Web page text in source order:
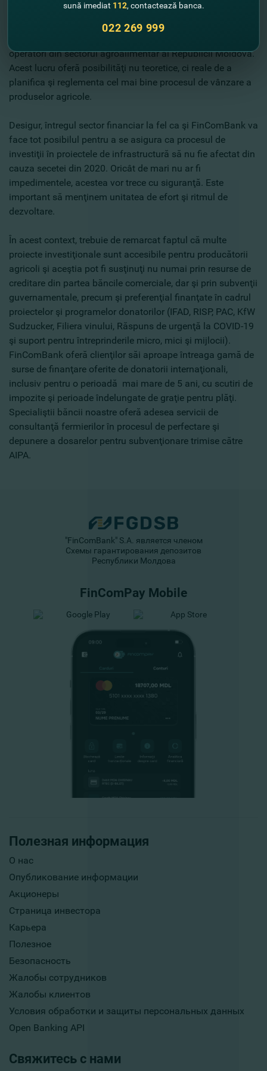
Apar tot mai multe depozite moderne, frigidere industriale
operatori din sectorul agroalimentar al Republicii Moldova.
Acest lucru oferă posibilităţi nu teoretice, ci reale de a
planifica şi reglementa cel mai bine procesul de vânzare a
produselor agricole.
Desigur, întregul sector financiar la fel ca şi FinComBank va
face tot posibilul pentru a se asigura ca procesul de
investiţii în proiectele de infrastructură să nu fie afectat din
cauza secetei din 2020. Oricât de mari nu ar fi
impedimentele, acestea vor trece cu siguranţă. Este
important să menţinem unitatea de efort şi ritmul de
dezvoltare.
În acest context, trebuie de remarcat faptul că multe
proiecte investiţionale sunt accesibile pentru producătorii
agricoli şi aceştia pot fi susţinuţi nu numai prin resurse de
creditare din partea băncile comerciale, dar şi prin subvenţii
guvernamentale, precum şi preferenţial finanţate în cadrul
proiectelor şi programelor donatorilor (IFAD, RISP, PAC, KfW
Sudzucker, Filiera vinului, Răspuns de urgenţă la COVID-19
şi suport pentru întreprinderile micro, mici şi mijlocii).
FinComBank oferă clienţilor săi aproape întreaga gamă de
surse de finanţare oferite de donatorii internaţionali,
inclusiv pentru o perioadă mai mare de 5 ani, cu scutiri de
impozite şi perioade îndelungate de graţie pentru plăţi.
Specialiştii băncii noastre oferă adesea servicii de
consultanţă fermierilor în procesul de perfectare şi
depunere a dosarelor pentru subvenţionare trimise către
AIPA.
Полезная информация
О нас
Опубликование информации
Акционеры
Страница инвестора
Карьера
Полезное
Безопасность
Жалобы сотрудников
Жалобы клиентов
Условия обработки и защиты персональных данных
Open Banking API
Свяжитесь с нами
"FinComBank" S.A. является членом
Схемы гарантирования депозитов
Республики Молдова
FinComPay Mobile
sună imediat 112, contactează banca.
022 269 999